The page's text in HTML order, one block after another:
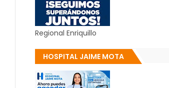
Regional Enriquillo
HOSPITAL JAIME MOTA